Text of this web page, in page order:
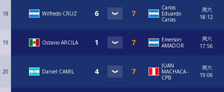
18 Wilfredo CRUZ
Carlos
Eduardo
Carias
周六
18:12
19 Octavio ARCILA
Emerson
AMADOR
周六
17:56
20 Daniel CAMIL
JUAN
MACHACA -
CPB
周六
19:06